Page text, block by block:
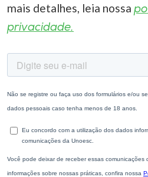
mais detalhes, leia nossa
privacidade.